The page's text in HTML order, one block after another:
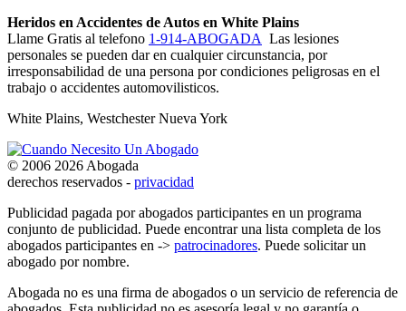
Heridos en Accidentes de Autos en White Plains
Llame Gratis al telefono 1-914-ABOGADA Las lesiones
personales se pueden dar en cualquier circunstancia, por
irresponsabilidad de una persona por condiciones peligrosas en el
trabajo o accidentes automovilisticos.
White Plains, Westchester Nueva York
© 2006 2026 Abogada
derechos reservados - privacidad
Publicidad pagada por abogados participantes en un programa
conjunto de publicidad. Puede encontrar una lista completa de los
abogados participantes en -> patrocinadores. Puede solicitar un
abogado por nombre.
Abogada no es una firma de abogados o un servicio de referencia de